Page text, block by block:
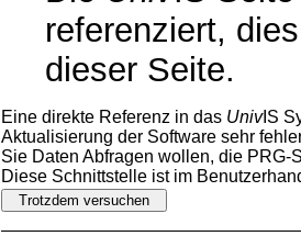
referenziert,
dieser Seite.
Eine direkte Referenz in das UnivIS
Aktualisierung der Software sehr
Sie Daten Abfragen wollen, die PRG-
Diese Schnittstelle ist im